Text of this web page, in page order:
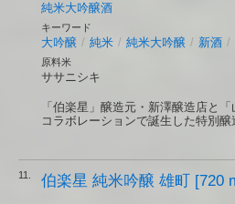
純米大吟醸酒
キーワード
大吟醸 / 純米 / 純米大吟醸 / 新酒 /
原料米
ササニシキ
「伯楽星」醸造元・新澤醸造店と
コラボレーションで誕生した特別醸
11. 伯楽星 純米吟醸 雄町 [720